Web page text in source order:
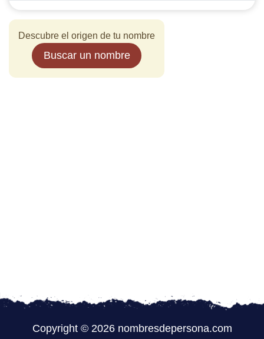
Descubre el origen de tu nombre
Buscar un nombre
Copyright © 2026 nombresdepersona.com